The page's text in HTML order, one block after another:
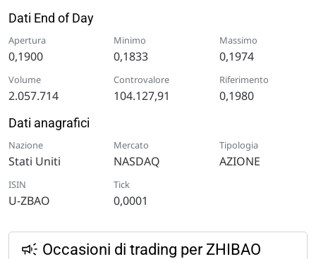
Dati End of Day
Apertura
0,1900
Minimo
0,1833
Massimo
0,1974
Volume
2.057.714
Controvalore
104.127,91
Riferimento
0,1980
Dati anagrafici
Nazione
Stati Uniti
Mercato
NASDAQ
Tipologia
AZIONE
ISIN
U-ZBAO
Tick
0,0001
Occasioni di trading per ZHIBAO